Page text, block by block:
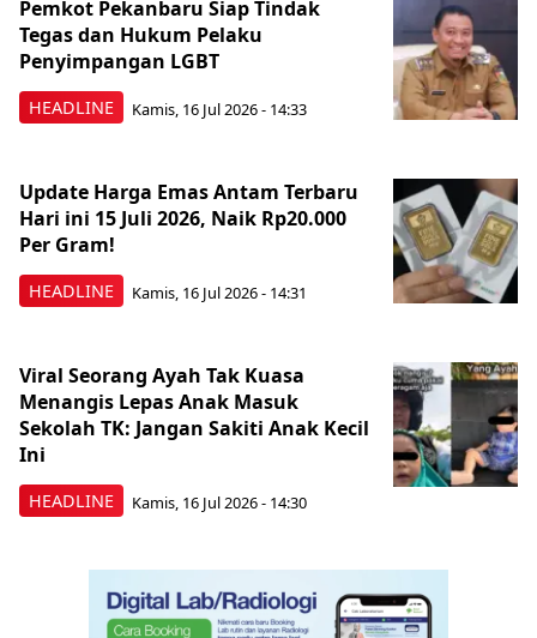
HEADLINE
Pemkot Pekanbaru Siap Tindak
Tegas dan Hukum Pelaku
Penyimpangan LGBT
Kamis, 16 Jul 2026 - 14:33
HEADLINE
Update Harga Emas Antam Terbaru
Hari ini 15 Juli 2026, Naik Rp20.000
Per Gram!
Kamis, 16 Jul 2026 - 14:31
HEADLINE
Viral Seorang Ayah Tak Kuasa
Menangis Lepas Anak Masuk
Sekolah TK: Jangan Sakiti Anak Kecil
Ini
Kamis, 16 Jul 2026 - 14:30